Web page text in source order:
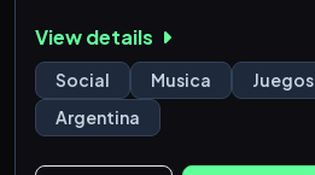
Aca tenemos:
-Canal de voz y texto 🔊
-Canal de bots👾
-Canal de juegos 🎮
View details
Social Musica Juegos
Argentina